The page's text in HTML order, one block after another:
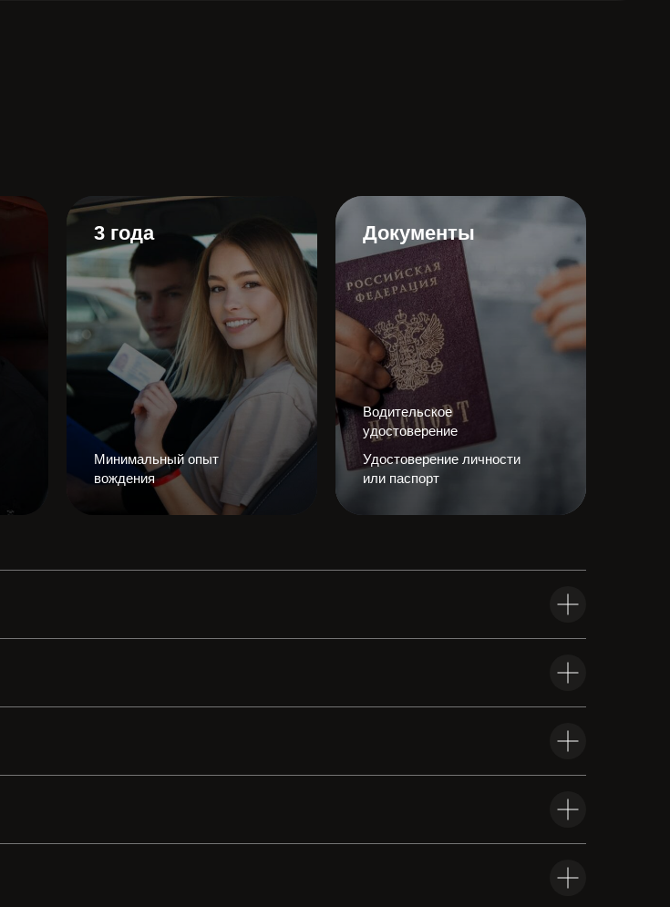
3 года
Минимальный опыт
вождения
Документы
Удостоверение личности
или паспорт
Водительское
удостоверение